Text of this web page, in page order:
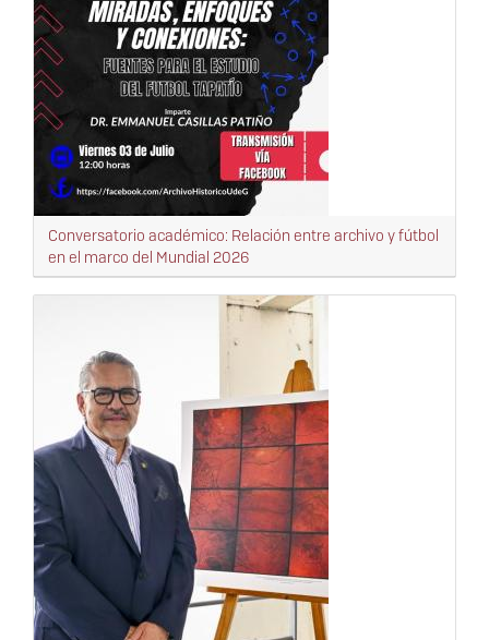
Conversatorio académico: Relación entre archivo y fútbol
en el marco del Mundial 2026